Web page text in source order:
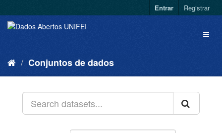
Entrar Registrar
Conjuntos de dados